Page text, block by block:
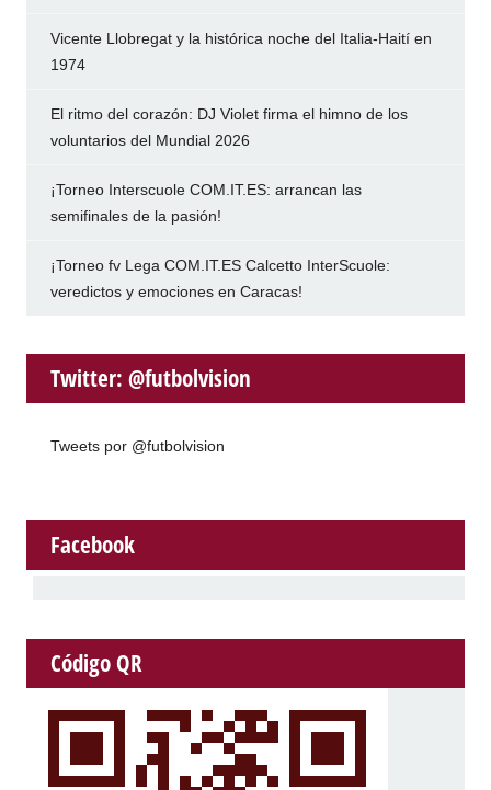
Vicente Llobregat y la histórica noche del Italia-Haití en
1974
El ritmo del corazón: DJ Violet firma el himno de los
voluntarios del Mundial 2026
¡Torneo Interscuole COM.IT.ES: arrancan las
semifinales de la pasión!
¡Torneo fv Lega COM.IT.ES Calcetto InterScuole:
veredictos y emociones en Caracas!
Twitter: @futbolvision
Tweets por @futbolvision
Facebook
Código QR